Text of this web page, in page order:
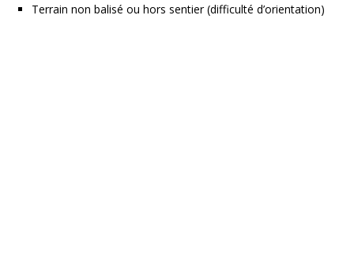
Terrain non balisé ou hors sentier (difficulté d’orientation)